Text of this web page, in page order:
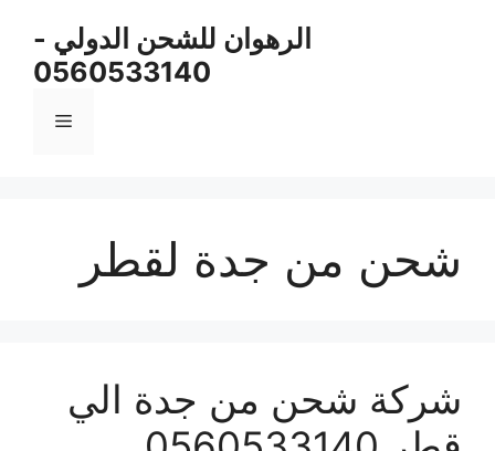
الرهوان للشحن الدولي -
0560533140
القائمة
شحن من جدة لقطر
شركة شحن من جدة الي